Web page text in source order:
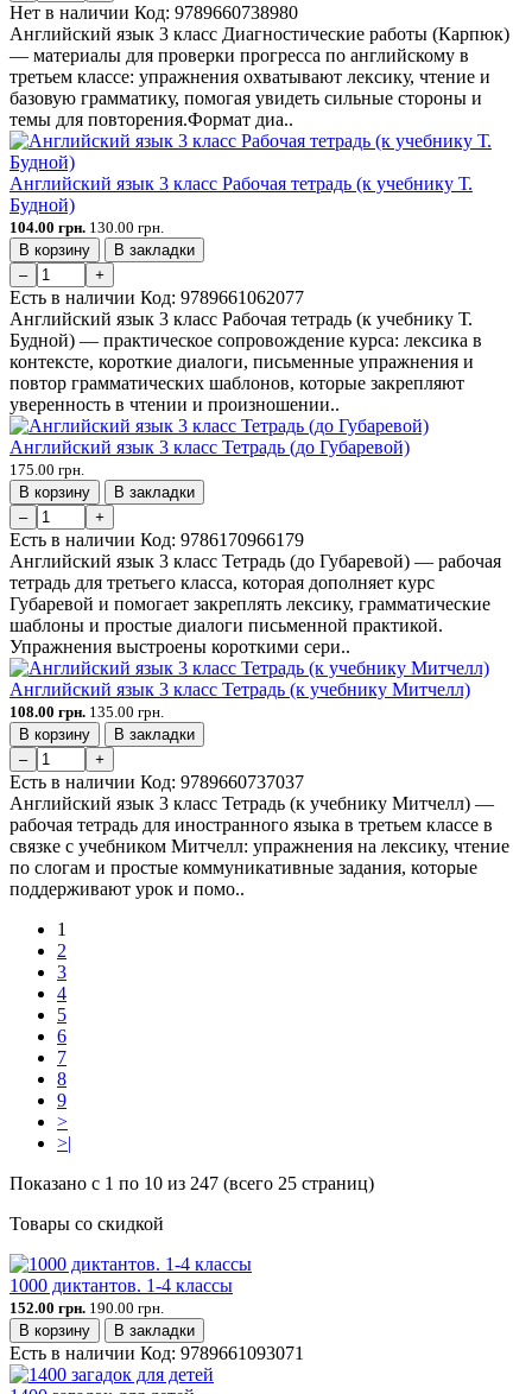
Нет в наличии Код: 9789660738980
Английский язык 3 класс Диагностические работы (Карпюк)
— материалы для проверки прогресса по английскому в
третьем классе: упражнения охватывают лексику, чтение и
базовую грамматику, помогая увидеть сильные стороны и
темы для повторения.Формат диа..
Английский язык 3 класс Рабочая тетрадь (к учебнику Т.
Будной)
104.00 грн. 130.00 грн.
В корзину
В закладки
–
+
Есть в наличии Код: 9789661062077
Английский язык 3 класс Рабочая тетрадь (к учебнику Т.
Будной) — практическое сопровождение курса: лексика в
контексте, короткие диалоги, письменные упражнения и
повтор грамматических шаблонов, которые закрепляют
уверенность в чтении и произношении..
Английский язык 3 класс Тетрадь (до Губаревой)
175.00 грн.
В корзину
В закладки
–
+
Есть в наличии Код: 9786170966179
Английский язык 3 класс Тетрадь (до Губаревой) — рабочая
тетрадь для третьего класса, которая дополняет курс
Губаревой и помогает закреплять лексику, грамматические
шаблоны и простые диалоги письменной практикой.
Упражнения выстроены короткими сери..
Английский язык 3 класс Тетрадь (к учебнику Митчелл)
108.00 грн. 135.00 грн.
В корзину
В закладки
–
+
Есть в наличии Код: 9789660737037
Английский язык 3 класс Тетрадь (к учебнику Митчелл) —
рабочая тетрадь для иностранного языка в третьем классе в
связке с учебником Митчелл: упражнения на лексику, чтение
по слогам и простые коммуникативные задания, которые
поддерживают урок и помо..
1
2
3
4
5
6
7
8
9
>
>|
Показано с 1 по 10 из 247 (всего 25 страниц)
Товары со скидкой
1000 диктантов. 1-4 классы
152.00 грн. 190.00 грн.
В корзину
В закладки
Есть в наличии Код: 9789661093071